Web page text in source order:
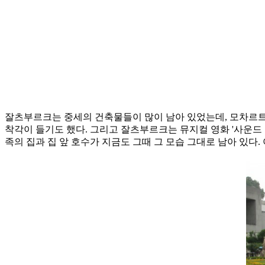
잘츠부르크는 중세의 건축물들이 많이 남아 있었는데, 모차
착각이 들기도 했다. 그리고 잘츠부르크는 뮤지컬 영화 '사운
족의 집과 집 앞 호수가 지금도 그때 그 모습 그대로 남아 있